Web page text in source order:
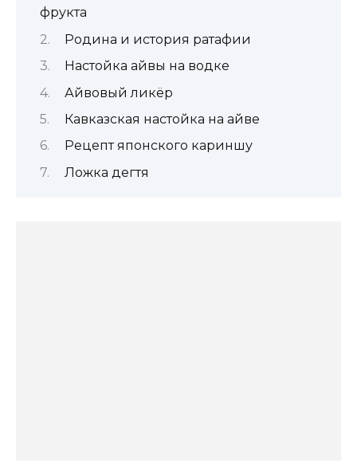
фрукта
Родина и история ратафии
Настойка айвы на водке
Айвовый ликёр
Кавказская настойка на айве
Рецепт японского кариншу
Ложка дегтя